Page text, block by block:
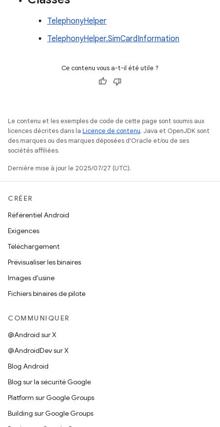
TelephonyHelper
TelephonyHelper.SimCardInformation
Ce contenu vous a-t-il été utile ?
Le contenu et les exemples de code de cette page sont soumis aux
licences décrites dans la Licence de contenu. Java et OpenJDK sont
des marques ou des marques déposées d'Oracle et/ou de ses
sociétés affiliées.
Dernière mise à jour le 2025/07/27 (UTC).
CRÉER
Référentiel Android
Exigences
Téléchargement
Prévisualiser les binaires
Images d'usine
Fichiers binaires de pilote
COMMUNIQUER
@Android sur X
@AndroidDev sur X
Blog Android
Blog sur la sécurité Google
Platform sur Google Groups
Building sur Google Groups